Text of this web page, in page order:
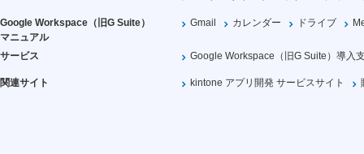
Google Workspace（旧G Suite）
マニュアル
Gmail カレンダー ドライブ
サービス Google Workspace（旧G Suite）導入
関連サイト kintone アプリ開発 サービスサイト